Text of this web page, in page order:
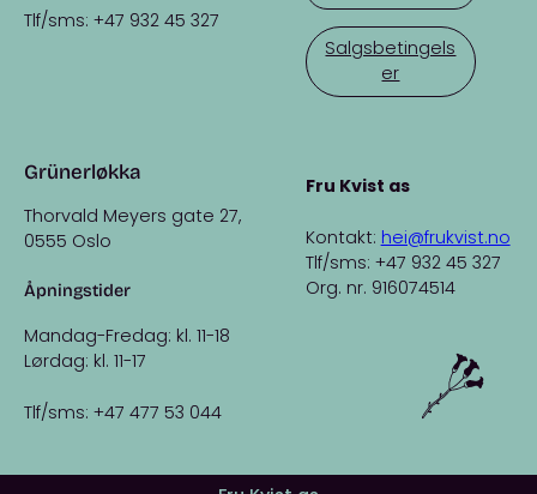
Tlf/sms: +47 932 45 327
Grünerløkka
Thorvald Meyers gate 27,
0555 Oslo
Åpningstider
Mandag-Fredag: kl. 11-18
Lørdag: kl. 11-17
Tlf/sms: +47 477 53 044
Salgsbetingels
er
Fru Kvist as
Kontakt: hei@frukvist.no
Tlf/sms: +47 932 45 327
Org. nr. 916074514